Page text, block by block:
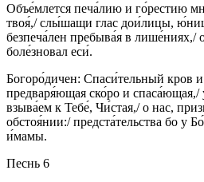
Объе́млется печа́лию и го́рестию
твоя́,/ слы́шащи глас дои́лицы,
безпеча́лен пребыва́я в лише́ниях,/
боле́зновал еси́.
Богоро́дичен: Спаси́тельный кров и
предваря́ющая ско́ро и
взыва́ем к Тебе́, Чи́стая,/ о нас,
обстоя́нии:/ предста́тельства бо у
и́мамы.
Песнь 6